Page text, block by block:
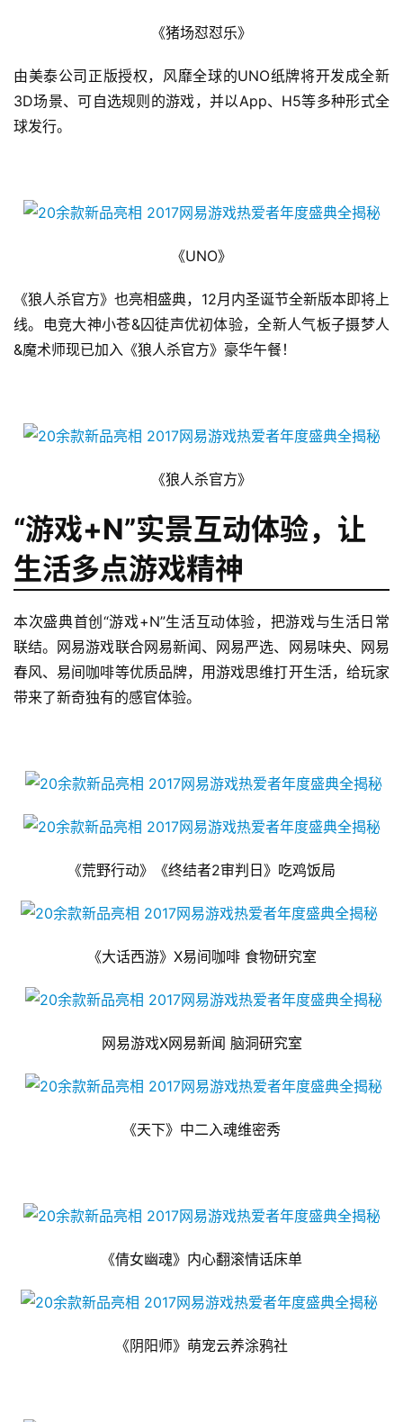
《猪场怼怼乐》
由美泰公司正版授权，风靡全球的UNO纸牌将开发成全新
3D场景、可自选规则的游戏，并以App、H5等多种形式全
球发行。
《UNO》
《狼人杀官方》也亮相盛典，12月内圣诞节全新版本即将上
线。电竞大神小苍&囚徒声优初体验，全新人气板子摄梦人
&魔术师现已加入《狼人杀官方》豪华午餐！
《狼人杀官方》
“游戏+N”实景互动体验，让
生活多点游戏精神
本次盛典首创“游戏+N”生活互动体验，把游戏与生活日常
联结。网易游戏联合网易新闻、网易严选、网易味央、网易
春风、易间咖啡等优质品牌，用游戏思维打开生活，给玩家
带来了新奇独有的感官体验。
《荒野行动》《终结者2审判日》吃鸡饭局
《大话西游》X易间咖啡 食物研究室
网易游戏X网易新闻 脑洞研究室
《天下》中二入魂维密秀
《倩女幽魂》内心翻滚情话床单
《阴阳师》萌宠云养涂鸦社